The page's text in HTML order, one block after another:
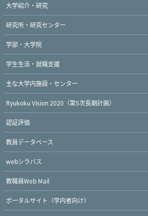
大学紹介・研究
研究所・研究センター
学部・大学院
学生生活・就職支援
主な大学内施設・センター
Ryukoku Vision 2020（第5次長期計画）
認証評価
教員データベース
webシラバス
教職員Web Mail
ポータルサイト（学内者向け）